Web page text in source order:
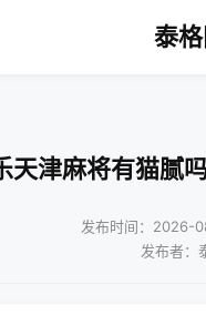
泰格
天津麻将有猫腻
发布时间：2026-
发布者：